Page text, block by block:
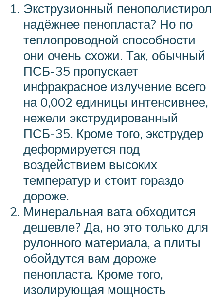
Экструзионный пенополистирол
надёжнее пенопласта? Но по
теплопроводной способности
они очень схожи. Так, обычный
ПСБ-35 пропускает
инфракрасное излучение всего
на 0,002 единицы интенсивнее,
нежели экструдированный
ПСБ-35. Кроме того, экструдер
деформируется под
воздействием высоких
температур и стоит гораздо
дороже.
Минеральная вата обходится
дешевле? Да, но это только для
рулонного материала, а плиты
обойдутся вам дороже
пенопласта. Кроме того,
изолирующая мощность